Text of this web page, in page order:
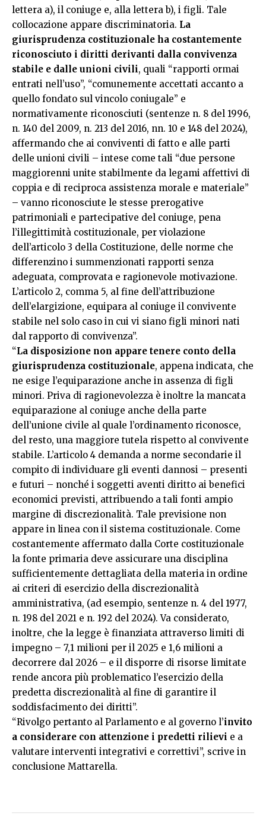
lettera a), il coniuge e, alla lettera b), i figli. Tale
collocazione appare discriminatoria. La
giurisprudenza costituzionale ha costantemente
riconosciuto i diritti derivanti dalla convivenza
stabile e dalle unioni civili, quali “rapporti ormai
entrati nell’uso”, “comunemente accettati accanto a
quello fondato sul vincolo coniugale” e
normativamente riconosciuti (sentenze n. 8 del 1996,
n. 140 del 2009, n. 213 del 2016, nn. 10 e 148 del 2024),
affermando che ai conviventi di fatto e alle parti
delle unioni civili – intese come tali “due persone
maggiorenni unite stabilmente da legami affettivi di
coppia e di reciproca assistenza morale e materiale”
– vanno riconosciute le stesse prerogative
patrimoniali e partecipative del coniuge, pena
l’illegittimità costituzionale, per violazione
dell’articolo 3 della Costituzione, delle norme che
differenzino i summenzionati rapporti senza
adeguata, comprovata e ragionevole motivazione.
L’articolo 2, comma 5, al fine dell’attribuzione
dell’elargizione, equipara al coniuge il convivente
stabile nel solo caso in cui vi siano figli minori nati
dal rapporto di convivenza”.
“La disposizione non appare tenere conto della
giurisprudenza costituzionale, appena indicata, che
ne esige l’equiparazione anche in assenza di figli
minori. Priva di ragionevolezza è inoltre la mancata
equiparazione al coniuge anche della parte
dell’unione civile al quale l’ordinamento riconosce,
del resto, una maggiore tutela rispetto al convivente
stabile. L’articolo 4 demanda a norme secondarie il
compito di individuare gli eventi dannosi – presenti
e futuri – nonché i soggetti aventi diritto ai benefici
economici previsti, attribuendo a tali fonti ampio
margine di discrezionalità. Tale previsione non
appare in linea con il sistema costituzionale. Come
costantemente affermato dalla Corte costituzionale
la fonte primaria deve assicurare una disciplina
sufficientemente dettagliata della materia in ordine
ai criteri di esercizio della discrezionalità
amministrativa, (ad esempio, sentenze n. 4 del 1977,
n. 198 del 2021 e n. 192 del 2024). Va considerato,
inoltre, che la legge è finanziata attraverso limiti di
impegno – 7,1 milioni per il 2025 e 1,6 milioni a
decorrere dal 2026 – e il disporre di risorse limitate
rende ancora più problematico l’esercizio della
predetta discrezionalità al fine di garantire il
soddisfacimento dei diritti”.
“Rivolgo pertanto al Parlamento e al governo l’invito
a considerare con attenzione i predetti rilievi e a
valutare interventi integrativi e correttivi”, scrive in
conclusione Mattarella.